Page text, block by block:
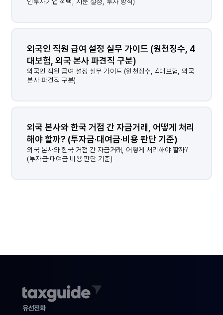
외국인 직원 급여 설정 실무 가이드 (원천징수, 4
대보험, 외국 본사 파견직 구분)
외국인 직원 급여 설정 실무 가이드 (원천징수, 4대보험, 외국
본사 파견직 구분)
외국 본사와 한국 거점 간 자금거래, 어떻게 처리
해야 할까? (투자금·대여금·비용 판단 기준)
외국 본사와 한국 거점 간 자금거래, 어떻게 처리해야 할까?
(투자금·대여금·비용 판단 기준)
결과가 없습니다.
유선전화